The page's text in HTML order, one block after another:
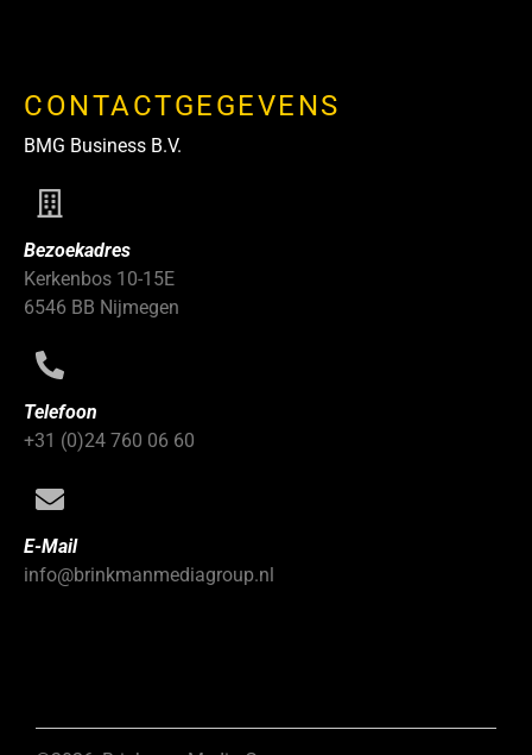
CONTACTGEGEVENS
BMG Business B.V.
Bezoekadres
Kerkenbos 10-15E
6546 BB Nijmegen
Telefoon
+31 (0)24 760 06 60
E-Mail
info@brinkmanmediagroup.nl